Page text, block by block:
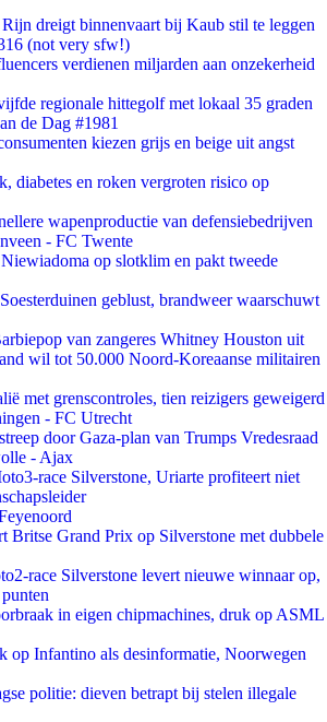
dreigt binnenvaart bij Kaub stil te leggen
(not very sfw!)
verdienen miljarden aan onzekerheid
regionale hittegolf met lokaal 35 graden
de Dag #1981
kiezen grijs en beige uit angst
diabetes en roken vergroten risico op
wapenproductie van defensiebedrijven
- FC Twente
op slotklim en pakt tweede
geblust, brandweer waarschuwt
van zangeres Whitney Houston uit
wil tot 50.000 Noord-Koreaanse militairen
met grenscontroles, tien reizigers geweigerd
- FC Utrecht
door Gaza-plan van Trumps Vredesraad
- Ajax
race Silverstone, Uriarte profiteert niet
Britse Grand Prix op Silverstone met dubbele
race Silverstone levert nieuwe winnaar op,
in eigen chipmachines, druk op ASML
op Infantino als desinformatie, Noorwegen
politie: dieven betrapt bij stelen illegale